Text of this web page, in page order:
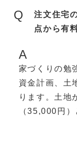
Q
注文住宅
点から有
A
家づくりの勉
資金計画、土
ります。土地
（35,000円）